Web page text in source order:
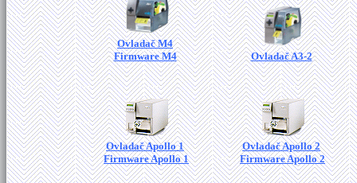
Ovladač M4
Firmware M4
Ovladač A3-2
Ovladač Apollo 1
Firmware Apollo 1
Ovladač Apollo 2
Firmware Apollo 2